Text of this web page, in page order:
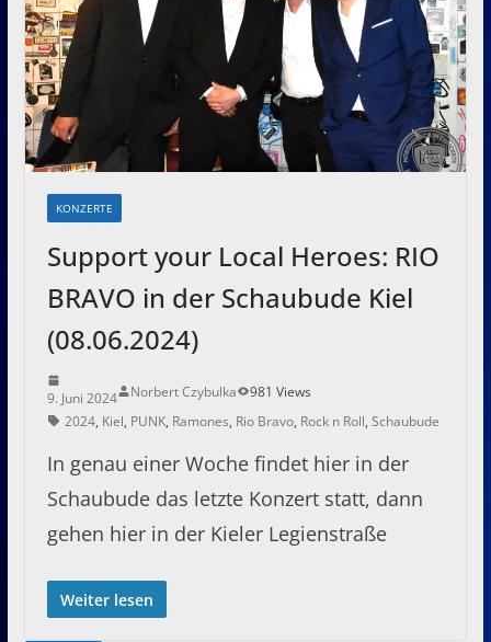
KONZERTE
Support your Local Heroes: RIO
BRAVO in der Schaubude Kiel
(08.06.2024)
9. Juni 2024 Norbert Czybulka
981 Views
2024, Kiel, PUNK, Ramones, Rio Bravo, Rock n Roll, Schaubude
In genau einer Woche findet hier in der
Schaubude das letzte Konzert statt, dann
gehen hier in der Kieler Legienstraße
Weiter lesen